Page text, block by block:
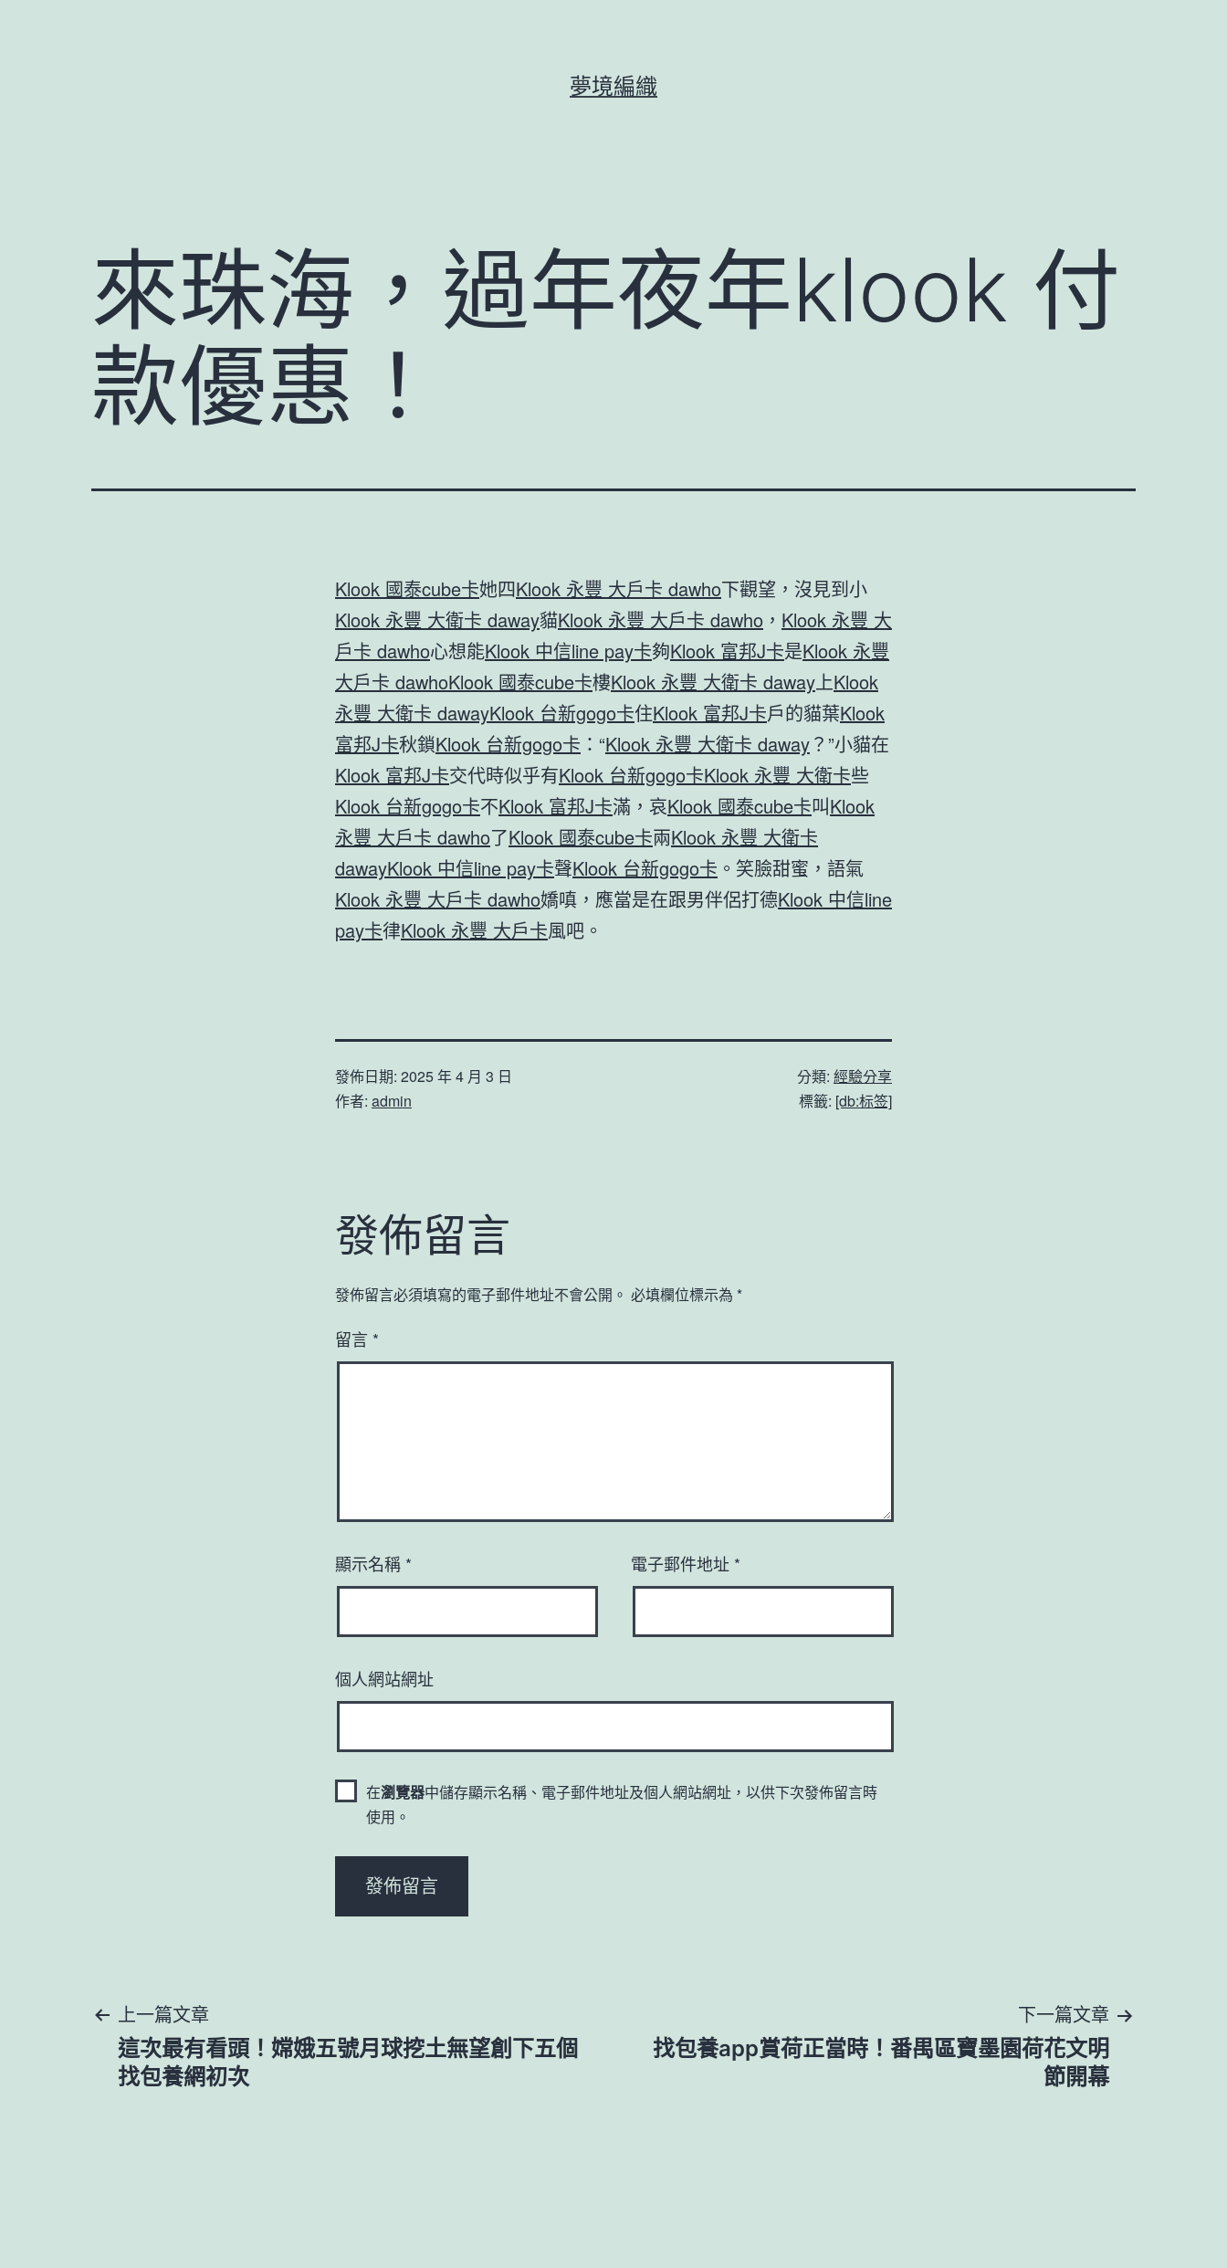
夢境編織
來珠海，過年夜年klook 付
款優惠！
Klook 國泰cube卡她四Klook 永豐 大戶卡 dawho下觀望，沒見到小
Klook 永豐 大衛卡 daway貓Klook 永豐 大戶卡 dawho ， Klook 永豐 大
戶卡 dawho心想能Klook 中信line pay卡夠Klook 富邦J卡是Klook 永豐
大戶卡 dawhoKlook 國泰cube卡樓Klook 永豐 大衛卡 daway上Klook
永豐 大衛卡 dawayKlook 台新gogo卡住Klook 富邦J卡戶的貓葉Klook
富邦J卡秋鎖Klook 台新gogo卡 ：“Klook 永豐 大衛卡 daway？”小貓在
Klook 富邦J卡交代時似乎有Klook 台新gogo卡Klook 永豐 大衛卡些
Klook 台新gogo卡不Klook 富邦J卡滿，哀Klook 國泰cube卡叫Klook
永豐 大戶卡 dawho了Klook 國泰cube卡兩Klook 永豐 大衛卡
dawayKlook 中信line pay卡聲Klook 台新gogo卡 。笑臉甜蜜，語氣
Klook 永豐 大戶卡 dawho嬌嗔，應當是在跟男伴侶打德Klook 中信line
pay卡律Klook 永豐 大戶卡風吧。
發佈日期: 2025 年 4 月 3 日
作者: admin
分類: 經驗分享
標籤: [db:标签]
發佈留言
發佈留言必須填寫的電子郵件地址不會公開。 必填欄位標示為 *
留言 *
顯示名稱 * 電子郵件地址 *
個人網站網址
在瀏覽器中儲存顯示名稱、電子郵件地址及個人網站網址，以供下次發佈留言時
使用。
文
章
上一篇文章
這次最有看頭！嫦娥五號月球挖土無望創下五個
找包養網初次
下一篇文章
找包養app賞荷正當時！番禺區寶墨園荷花文明
節開幕